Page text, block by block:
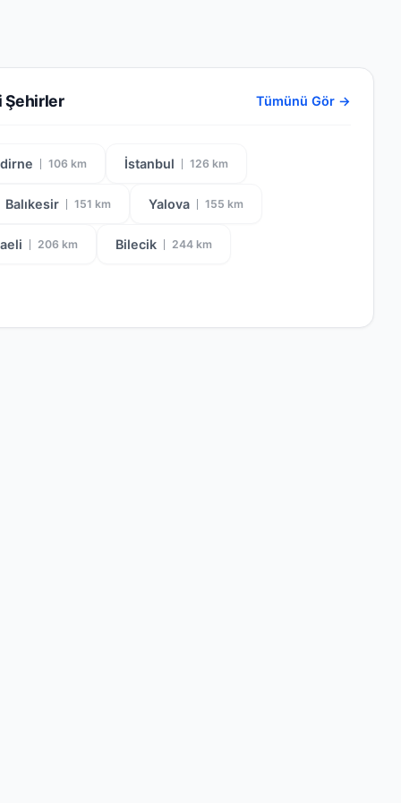
Şehirler Tümünü Gör →
106 km İstanbul 126 km
Balıkesir 151 km Yalova 155 km
206 km Bilecik 244 km